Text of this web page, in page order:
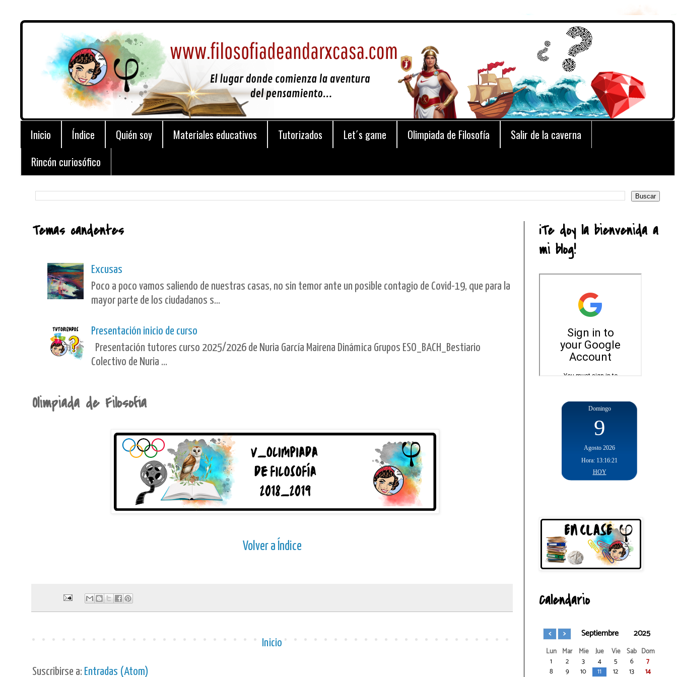
Inicio Índice Quién soy Materiales educativos Tutorizados Let´s game Olimpiada de Filosofía
Salir de la caverna
Rincón curiosófico
Temas candentes
Excusas
Poco a poco vamos saliendo de nuestras casas, no sin temor ante un posible contagio de Covid-19, que para la
mayor parte de los ciudadanos s...
Presentación inicio de curso
Presentación tutores curso 2025/2026 de Nuria García Mairena Dinámica Grupos ESO_BACH_Bestiario
Colectivo de Nuria ...
Olimpiada de Filosofía
Volver a Índice
Inicio
Suscribirse a: Entradas (Atom)
¡Te doy la bienvenida a
mi blog!
Calendario
Septiembre 2025
Lun Mar Mie Jue Vie Sab Dom
1
2 3 4 5 6
7
8
9 10 11 12 13
14